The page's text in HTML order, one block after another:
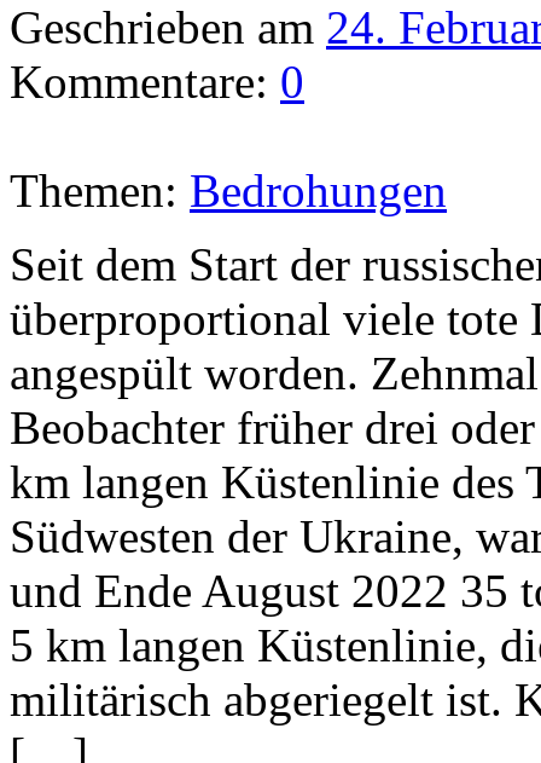
Geschrieben am 24.
Kommentare: 0
Themen: Bedrohungen
Seit dem Start der
überproportional viele tote
angespült worden.
Beobachter früher drei
km langen Küstenlinie
Südwesten der Ukraine,
und Ende August 2022 35
5 km langen Küstenlinie,
militärisch abgeriegelt ist.